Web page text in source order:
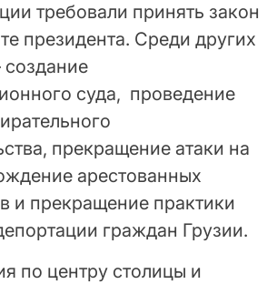
требовали принять закон
президента. Среди других
создание
суда, проведение
прекращение атаки на
арестованных
и прекращение практики
граждан Грузии.
по центру столицы и